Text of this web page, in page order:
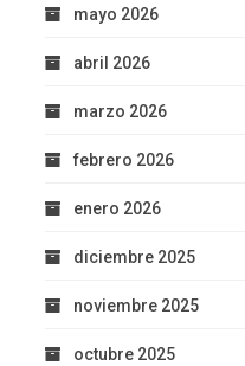
mayo 2026
abril 2026
marzo 2026
febrero 2026
enero 2026
diciembre 2025
noviembre 2025
octubre 2025